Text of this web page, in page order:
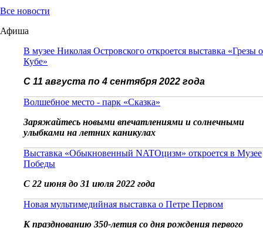
Все новости
Афиша
В музее Николая Островского откроется выставка «Грезы о
Кубе»
С 11 августа по 4 сентября 2022 года
Волшебное место - парк «Сказка»
Заряжайтесь новыми впечатлениями и солнечными
улыбками на летних каникулах
Выставка «Обыкновенный NATOцизм» откроется в Музее
Победы
С 22 июня до 31 июля 2022 года
Новая мультимедийная выставка о Петре Первом
К празднованию 350-летия со дня рождения первого